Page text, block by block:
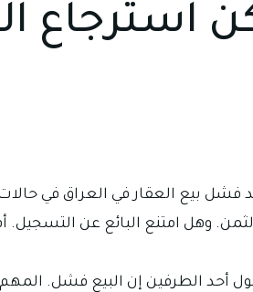
استرجاع
فشل بيع العقار في العراق في
وهل امتنع البائع عن
أحد الطرفين إن البيع فشل.